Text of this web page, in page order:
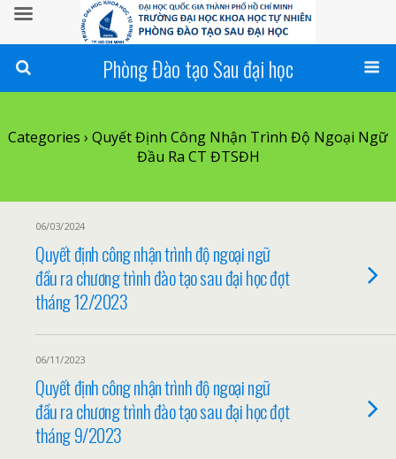
Phòng Đào tạo Sau đại học
Categories › Quyết Định Công Nhận Trình Độ Ngoại Ngữ
Đầu Ra CT ĐTSĐH
06/03/2024
Quyết định công nhận trình độ ngoại ngữ
đầu ra chương trình đào tạo sau đại học đợt
tháng 12/2023
06/11/2023
Quyết định công nhận trình độ ngoại ngữ
đầu ra chương trình đào tạo sau đại học đợt
tháng 9/2023